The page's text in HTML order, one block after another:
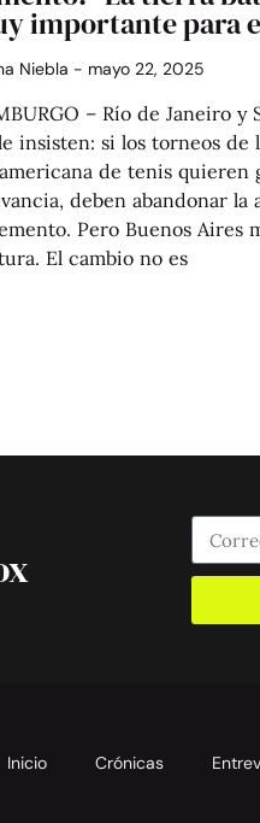
importante para
Niebla mayo 22, 2025
– Río de Janeiro y
insisten: si los torneos de
de tenis quieren
deben abandonar la
Pero Buenos Aires
El cambio no es
Inicio Crónicas